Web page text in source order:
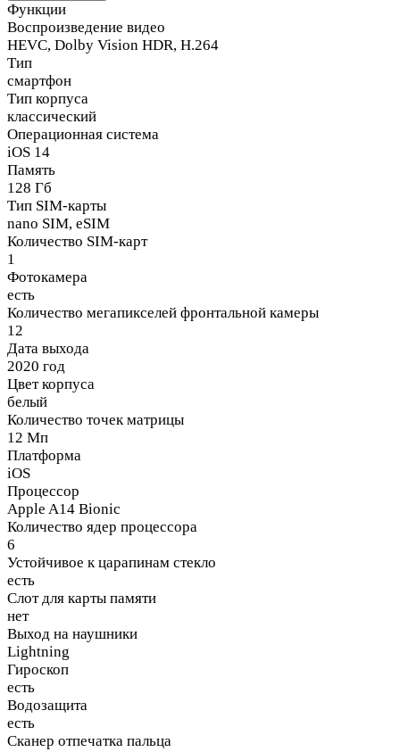
Функции
Воспроизведение видео
HEVC, Dolby Vision HDR, H.264
Тип
смартфон
Тип корпуса
классический
Операционная система
iOS 14
Память
128 Гб
Тип SIM-карты
nano SIM, eSIM
Количество SIM-карт
1
Фотокамера
есть
Количество мегапикселей фронтальной камеры
12
Дата выхода
2020 год
Цвет корпуса
белый
Количество точек матрицы
12 Мп
Платформа
iOS
Процессор
Apple A14 Bionic
Количество ядер процессора
6
Устойчивое к царапинам стекло
есть
Слот для карты памяти
нет
Выход на наушники
Lightning
Гироскоп
есть
Водозащита
есть
Сканер отпечатка пальца